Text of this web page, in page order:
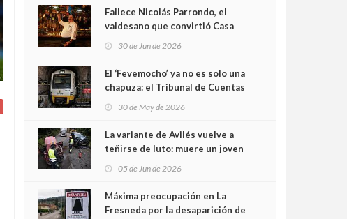
minutos
Fallece Nicolás Parrondo, el
valdesano que convirtió Casa
30 de Jun de 2026
El ‘Fevemocho’ ya no es solo una
chapuza: el Tribunal de Cuentas
sobrecoste de los trenes que no
cabían por los túneles
30 de May de 2026
La variante de Avilés vuelve a
teñirse de luto: muere un joven
05 de Jun de 2026
Máxima preocupación en La
Fresneda por la desaparición de